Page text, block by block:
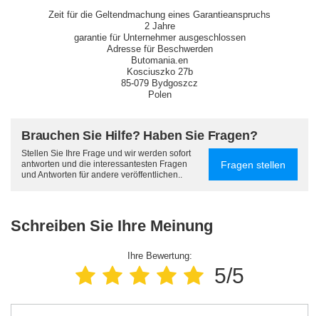
Zeit für die Geltendmachung eines Garantieanspruchs
2 Jahre
garantie für Unternehmer ausgeschlossen
Adresse für Beschwerden
Butomania.en
Kosciuszko 27b
85-079 Bydgoszcz
Polen
Brauchen Sie Hilfe? Haben Sie Fragen?
Stellen Sie Ihre Frage und wir werden sofort
antworten und die interessantesten Fragen
und Antworten für andere veröffentlichen..
Fragen stellen
Schreiben Sie Ihre Meinung
Ihre Bewertung:
5/5